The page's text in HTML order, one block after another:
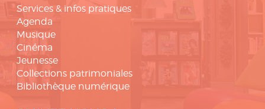
Services & infos pratiques
Agenda
Musique
Cinéma
Jeunesse
Collections patrimoniales
Bibliothèque numérique